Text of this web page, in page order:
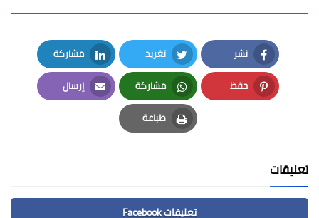
نشر
Facebook
تغريد
Twitter
مشاركة
LinkedIn
حفظ
Pinterest
مشاركة
Whatsapp
إرسال
Email
طباعة
Print
تعليقات
تعليقات Facebook